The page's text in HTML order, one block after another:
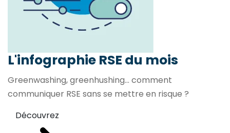
L'infographie RSE du mois
Greenwashing, greenhushing… comment
communiquer RSE sans se mettre en risque ?
Découvrez